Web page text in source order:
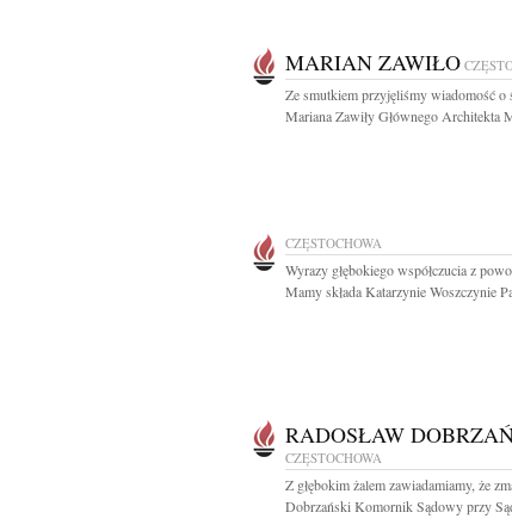
MARIAN ZAWIŁO
Ze smutkiem przyjęliśmy wiadomość o
Mariana Zawiły Głównego Architekta
CZĘSTOCHOWA
Wyrazy głębokiego współczucia z
Mamy składa Katarzynie Woszczynie
RADOSŁAW
CZĘSTOCHOWA
Z głębokim żalem zawiadamiamy, że
Dobrzański Komornik Sądowy przy